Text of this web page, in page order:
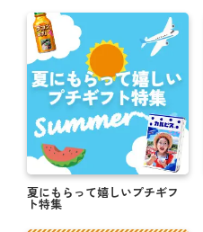
夏にもらって嬉しいプチギフ
ト特集